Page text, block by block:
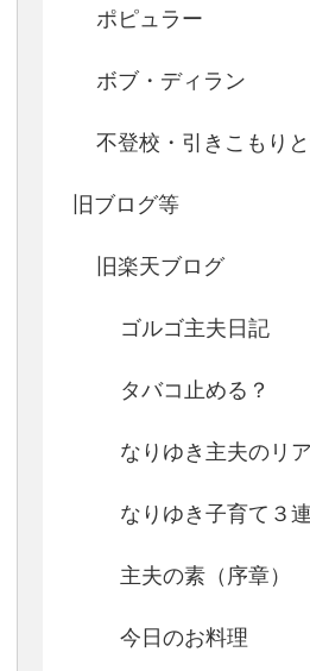
ポピュラー
ボブ・ディラン
不登校・引きこもり
旧ブログ等
旧楽天ブログ
ゴルゴ主夫日記
タバコ止める？
なりゆき主夫のリ
なりゆき子育て３
主夫の素（序章）
今日のお料理